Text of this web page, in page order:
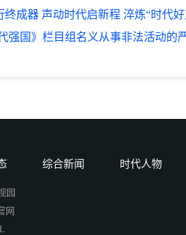
终成器 声动时代启新程 淬炼“时代
强国》栏目组名义从事非法活动的
综合新闻 时代人物
园
网